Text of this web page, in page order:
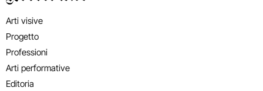
Arti visive
Progetto
Professioni
Arti performative
Editoria